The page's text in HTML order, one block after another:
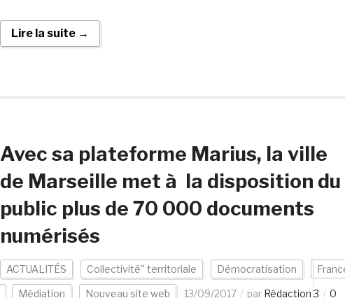
Lire la suite →
Avec sa plateforme Marius, la ville
de Marseille met à la disposition du
public plus de 70 000 documents
numérisés
ACTUALITÉS Collectivité" territoriale Démocratisation
Médiation Nouveau site web 13/09/2017 par Rédaction 3
0